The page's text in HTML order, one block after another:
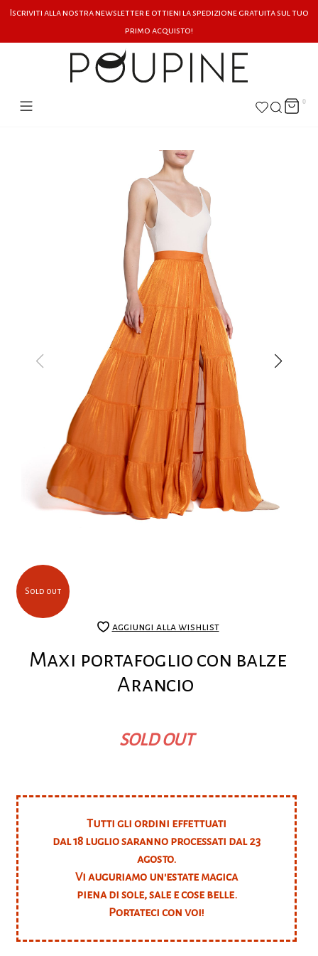
Iscriviti alla nostra newsletter e ottieni la spedizione gratuita sul tuo
primo acquisto!
0
Maxi portafoglio con balze
Arancio
Sold out
SOLD OUT
aggiungi alla wishlist
Tutti gli ordini effettuati
dal 18 luglio saranno processati dal 23
agosto.
Vi auguriamo un'estate magica
piena di sole, sale e cose belle.
Portateci con voi!